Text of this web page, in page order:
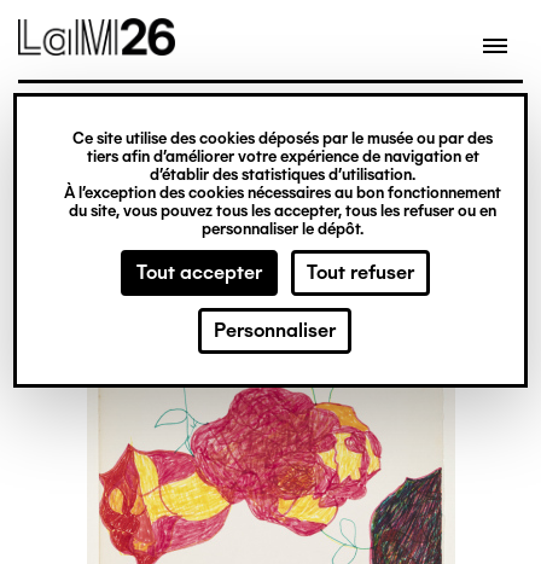
Gestion des cookies
Ce site utilise des cookies déposés par le musée ou par des
tiers afin d’améliorer votre expérience de navigation et
d’établir des statistiques d’utilisation.
À l’exception des cookies nécessaires au bon fonctionnement
du site, vous pouvez tous les accepter, tous les refuser ou en
personnaliser le dépôt.
Tout accepter Tout refuser
Personnaliser
contenu